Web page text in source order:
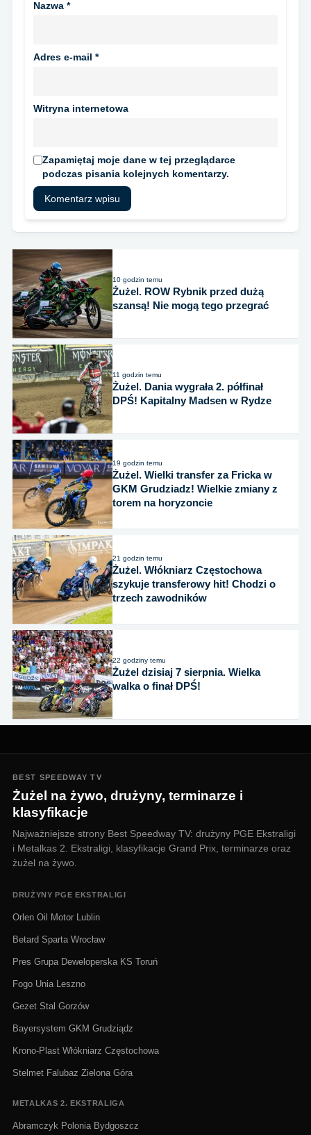
Nazwa *
Adres e-mail *
Witryna internetowa
Zapamiętaj moje dane w tej przeglądarce
podczas pisania kolejnych komentarzy.
10 godzin temu
Żużel. ROW Rybnik przed dużą
szansą! Nie mogą tego przegrać
11 godzin temu
Żużel. Dania wygrała 2. półfinał
DPŚ! Kapitalny Madsen w Rydze
19 godzin temu
Żużel. Wielki transfer za Fricka w
GKM Grudziadz! Wielkie zmiany z
torem na horyzoncie
21 godzin temu
Żużel. Włókniarz Częstochowa
szykuje transferowy hit! Chodzi o
trzech zawodników
22 godziny temu
Żużel dzisiaj 7 sierpnia. Wielka
walka o finał DPŚ!
BEST SPEEDWAY TV
Żużel na żywo, drużyny, terminarze i
klasyfikacje
Najważniejsze strony Best Speedway TV: drużyny PGE Ekstraligi
i Metalkas 2. Ekstraligi, klasyfikacje Grand Prix, terminarze oraz
żużel na żywo.
DRUŻYNY PGE EKSTRALIGI
Orlen Oil Motor Lublin
Betard Sparta Wrocław
Pres Grupa Deweloperska KS Toruń
Fogo Unia Leszno
Gezet Stal Gorzów
Bayersystem GKM Grudziądz
Krono-Plast Włókniarz Częstochowa
Stelmet Falubaz Zielona Góra
METALKAS 2. EKSTRALIGA
Abramczyk Polonia Bydgoszcz